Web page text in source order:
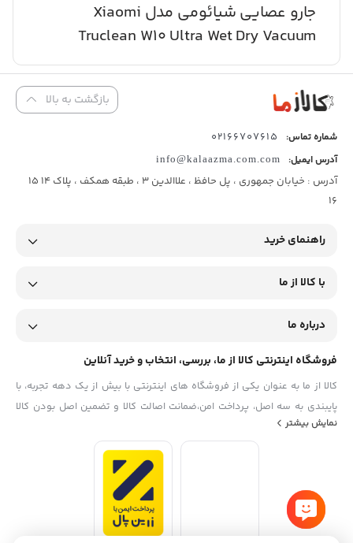
جارو عصایی شیائومی مدل Xiaomi
Truclean W10 Ultra Wet Dry Vacuum
بازگشت به بالا
شماره تماس: 02166707615
آدرس ایمیل: info@kalaazma.com.com
آدرس : خیابان جمهوری ، پل حافظ ، علاالدین 3 ، طبقه همکف ، پلاک 14 15
16
راهنمای خرید
با کالا از ما
درباره ما
فروشگاه اینترنتی کالا از ما، بررسی، انتخاب و خرید آنلاین
کالا از ما به عنوان یکی از فروشگاه های اینترنتی با بیش از یک دهه تجربه، با
پایبندی به سه اصل، پرداخت امن،ضمانت اصالت کالا و تضمین اصل‌ بودن کالا
موفق شده تا همگام با فروشگاه‌های معتبر جهان، به بزرگ‌ترین فروشگاه
اینترنتی ایران تبدیل شود. به محض ورود به سایت کالا از ما با دنیایی از کالا رو
به رو می‌شوید! هر آنچه که نیاز دارید و به ذهن شما خطور می‌کند در اینجا پیدا
خواهید کرد.
نمایش بیشتر